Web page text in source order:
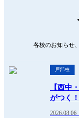
各校のお知らせ
戸部校
【西中
がつく